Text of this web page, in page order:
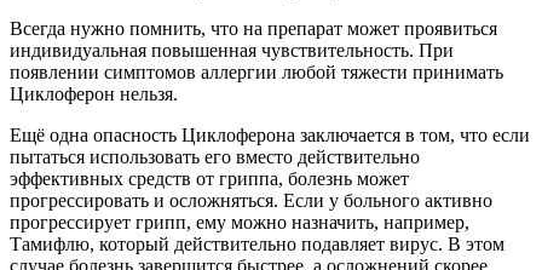
Всегда нужно помнить, что на препарат может проявиться
индивидуальная повышенная чувствительность. При
появлении симптомов аллергии любой тяжести принимать
Циклоферон нельзя.
Ещё одна опасность Циклоферона заключается в том, что если
пытаться использовать его вместо действительно
эффективных средств от гриппа, болезнь может
прогрессировать и осложняться. Если у больного активно
прогрессирует грипп, ему можно назначить, например,
Тамифлю, который действительно подавляет вирус. В этом